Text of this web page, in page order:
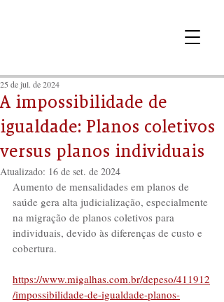
A impossibilidade de
igualdade: Planos coletivos
versus planos individuais
25 de jul. de 2024
Atualizado: 16 de set. de 2024
Aumento de mensalidades em planos de
saúde gera alta judicialização, especialmente
na migração de planos coletivos para
individuais, devido às diferenças de custo e
cobertura.
https://www.migalhas.com.br/depeso/411912
/impossibilidade-de-igualdade-planos-